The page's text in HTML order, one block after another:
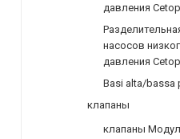
давления
насосов
давления
Basi alta/bassa
клапаны
клапаны